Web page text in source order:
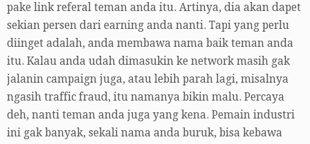
pake link referal teman anda itu. Artinya, dia akan dapet
sekian persen dari earning anda nanti. Tapi yang perlu
diinget adalah, anda membawa nama baik teman anda
itu. Kalau anda udah dimasukin ke network masih gak
jalanin campaign juga, atau lebih parah lagi, misalnya
ngasih traffic fraud, itu namanya bikin malu. Percaya
deh, nanti teman anda juga yang kena. Pemain industri
ini gak banyak, sekali nama anda buruk, bisa kebawa